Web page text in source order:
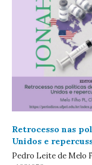
Retrocesso nas
Unidos e
Pedro Leite de Melo